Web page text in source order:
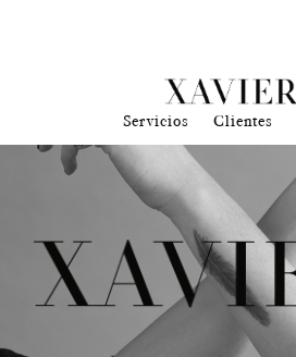
Servicios Clientes